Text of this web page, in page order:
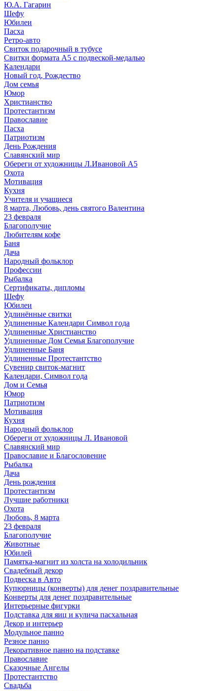
Ю.А. Гагарин
Шефу
Юбилеи
Пасха
Ретро-авто
Свиток подарочный в тубусе
Свитки формата А5 с подвеской-медалью
Календари
Новый год, Рождество
Дом семья
Юмор
Христианство
Протестантизм
Православие
Пасха
Патриотизм
День Рождения
Славянский мир
Обереги от художницы Л.Ивановой А5
Охота
Мотивация
Кухня
Учителя и учащиеся
8 марта, Любовь, день святого Валентина
23 февраля
Благополучие
Любителям кофе
Баня
Дача
Народный фольклор
Профессии
Рыбалка
Сертификаты, дипломы
Шефу
Юбилеи
Удлинённые свитки
Удлиненные Календари Символ года
Удлиненные Христианство
Удлиненные Дом Семья Благополучие
Удлиненные Баня
Удлиненные Протестантство
Сувенир свиток-магнит
Календари, Символ года
Дом и Семья
Юмор
Патриотизм
Мотивация
Кухня
Народный фольклор
Обереги от художницы Л. Ивановой
Славянский мир
Православие и Благословение
Рыбалка
Дача
День рождения
Протестантизм
Лучшие работники
Охота
Любовь, 8 марта
23 февраля
Благополучие
Животные
Юбилей
Памятка-магнит из холста на холодильник
Свадебный декор
Подвеска в Авто
Купюрницы (конверты) для денег поздравительные
Конверты для денег поздравительные
Интерьерные фигурки
Подставка для яиц и кулича пасхальная
Декор и интерьер
Модульное панно
Резное панно
Декоративное панно на подставке
Православие
Сказочные Ангелы
Протестантство
Свадьба